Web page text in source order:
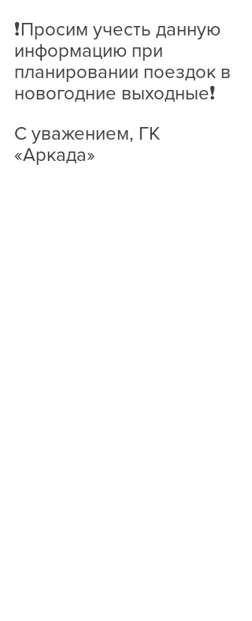
❗Просим учесть данную
информацию при
планировании поездок в
новогодние выходные❗
С уважением, ГК
«Аркада»